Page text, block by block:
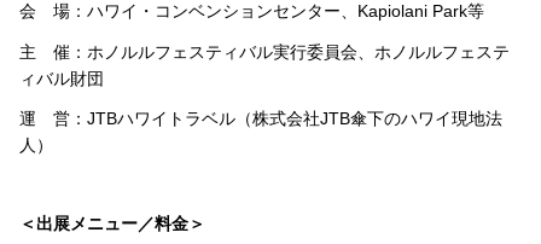
会 場：ハワイ・コンベンションセンター、Kapiolani Park等
主 催：ホノルルフェスティバル実行委員会、ホノルルフェステ
ィバル財団
運 営：JTBハワイトラベル（株式会社JTB傘下のハワイ現地法
人）
＜出展メニュー／料金＞